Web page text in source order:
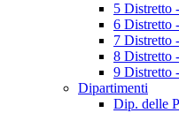
5 Distretto
6 Distretto
7
8 Distretto
9 Distretto
Dipartimenti
Dip. delle